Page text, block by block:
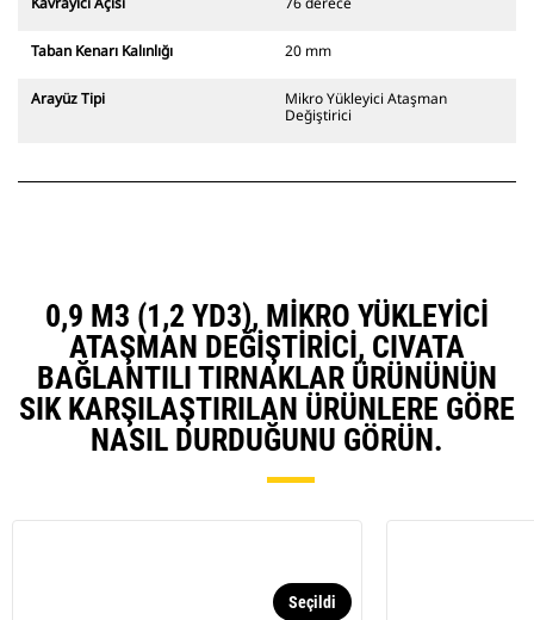
Taban Kenarı Kalınlığı 20 mm
Arayüz Tipi
Mikro Yükleyici Ataşman
Değiştirici
0,9 M3 (1,2 YD3), MIKRO YÜKLEYICI
ATAŞMAN DEĞIŞTIRICI, CIVATA
BAĞLANTILI TIRNAKLAR ÜRÜNÜNÜN
SIK KARŞILAŞTIRILAN ÜRÜNLERE GÖRE
NASIL DURDUĞUNU GÖRÜN.
Seçildi